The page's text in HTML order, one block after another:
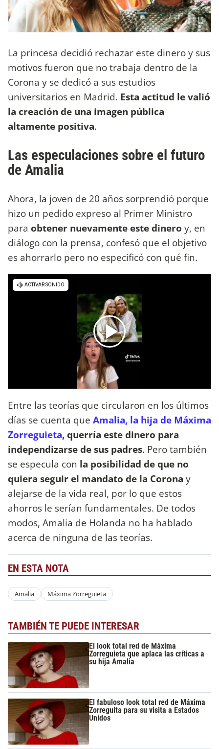
La princesa decidió rechazar este dinero y sus
motivos fueron que no trabaja dentro de la
Corona y se dedicó a sus estudios
universitarios en Madrid. Esta actitud le valió
la creación de una imagen pública
altamente positiva.
Las especulaciones sobre el futuro
de Amalia
Ahora, la joven de 20 años sorprendió porque
hizo un pedido expreso al Primer Ministro
para obtener nuevamente este dinero y, en
diálogo con la prensa, confesó que el objetivo
es ahorrarlo pero no especificó con qué fin.
Entre las teorías que circularon en los últimos
días se cuenta que Amalia, la hija de Máxima
Zorreguieta, querría este dinero para
independizarse de sus padres. Pero también
se especula con la posibilidad de que no
quiera seguir el mandato de la Corona y
alejarse de la vida real, por lo que estos
ahorros le serían fundamentales. De todos
modos, Amalia de Holanda no ha hablado
acerca de ninguna de las teorías.
EN ESTA NOTA
Amalia Máxima Zorreguieta
TAMBIÉN TE PUEDE INTERESAR
El look total red de Máxima
Zorreguieta que aplaca las críticas a
su hija Amalia
El fabuloso look total red de Máxima
Zorreguita para su visita a Estados
Unidos